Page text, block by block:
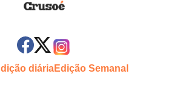
diáriaEdição Semanal